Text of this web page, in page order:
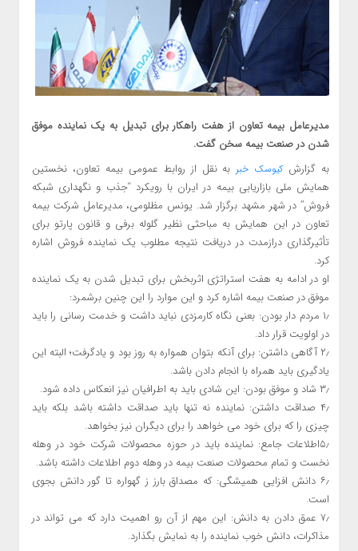
مدیرعامل بیمه تعاون از هفت راهکار برای تبدیل به یک نماینده موفق
شدن در صنعت بیمه سخن گفت.
به گزارش کیوسک خبر به نقل از روابط عمومی بیمه تعاون، نخستین
همایش ملی بازاریابی بیمه در ایران با رویکرد “جذب و نگهداری شبکه
فروش” در شهر مشهد برگزار شد. یونس مظلومی، مدیرعامل شرکت بیمه
تعاون در این همایش به مباحثی نظیر گلوله برفی و قانون پارتو برای
تأثیرگذاری درازمدت در دریافت نتیجه مطلوب یک نماینده فروش اشاره
کرد.
او در ادامه به هفت استراتژی اثربخش برای تبدیل شدن به یک نماینده
موفق در صنعت بیمه اشاره کرد و این موارد را این چنین برشمرد:
۱٫ مردم دار بودن: بعنی نگاه کارمزدی نباید داشت و خدمت رسانی را باید
در اولویت قرار داد.
۲٫ آگاهی داشتن: برای آنکه بتوان همواره به روز بود و یادگرفت؛ البته این
یادگیری باید همراه با انجام دادن باشد.
۳٫ شاد و موفق بودن: این شادی باید به اطرافیان نیز انعکاس داده شود.
۴٫ صداقت داشتن: نماینده نه تنها باید صداقت داشته باشد بلکه باید
چیزی را که برای خود می خواهد را برای دیگران نیز بخواهد.
۵٫اطلاعات جامع: نماینده باید در حوزه محصولات شرکت خود در وهله
نخست و تمام محصولات صنعت بیمه در وهله دوم اطلاعات داشته باشد.
۶٫ دانش افزایی همیشگی: که مصداق بارز ز گهواره تا گور دانش بجوی
است.
۷٫ عمق دادن به دانش: این مهم از آن رو اهمیت دارد که می تواند در
مذاکرات، دانش خوب نماینده را به نمایش بگذارد.